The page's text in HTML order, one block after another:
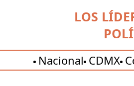
LOS
Nacional CDMX